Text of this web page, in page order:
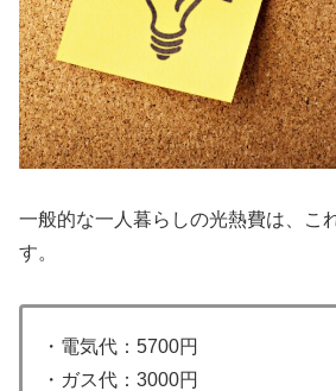
一般的な一人暮らしの光熱費は、こ
す。
・電気代：5700円
・ガス代：3000円